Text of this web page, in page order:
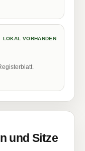
LOKAL VORHANDEN
und Sitze